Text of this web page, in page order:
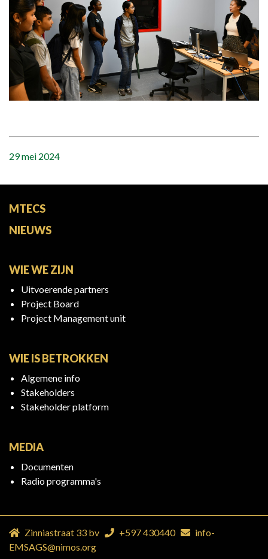
29 mei 2024
MTECS
NIEUWS
WIE WE ZIJN
Uitvoerende partners
Project Board
Project Management unit
WIE IS BETROKKEN
Algemene info
Stakeholders
Stakeholder platform
MEDIA
Documenten
Radio programma's
Zinniastraat 33 bv +597 430440
info-
EMSAGS@nimos.org